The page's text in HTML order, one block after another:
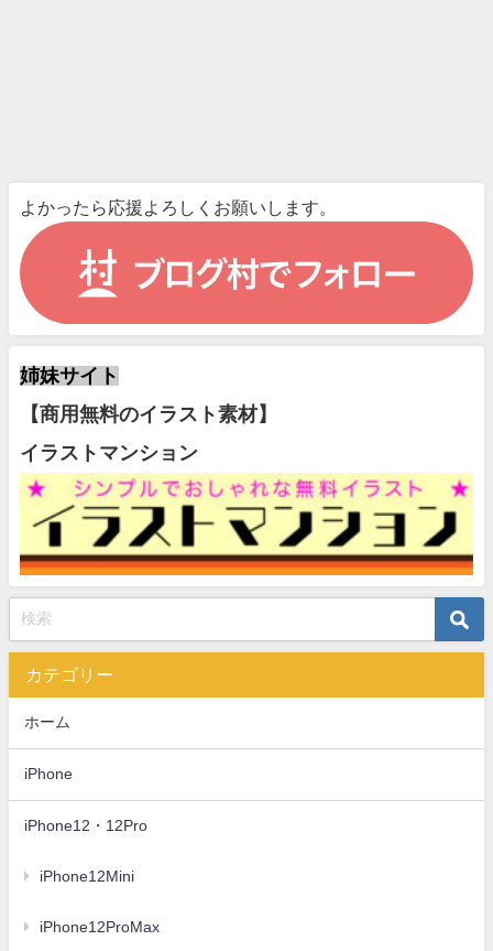
よかったら応援よろしくお願いします。
姉妹サイト
【商用無料のイラスト素材】
イラストマンション
カテゴリー
ホーム
iPhone
iPhone12・12Pro
iPhone12Mini
iPhone12ProMax